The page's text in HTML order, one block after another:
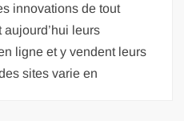
innovations de tout
leurs
ligne et y vendent leurs
sites varie en